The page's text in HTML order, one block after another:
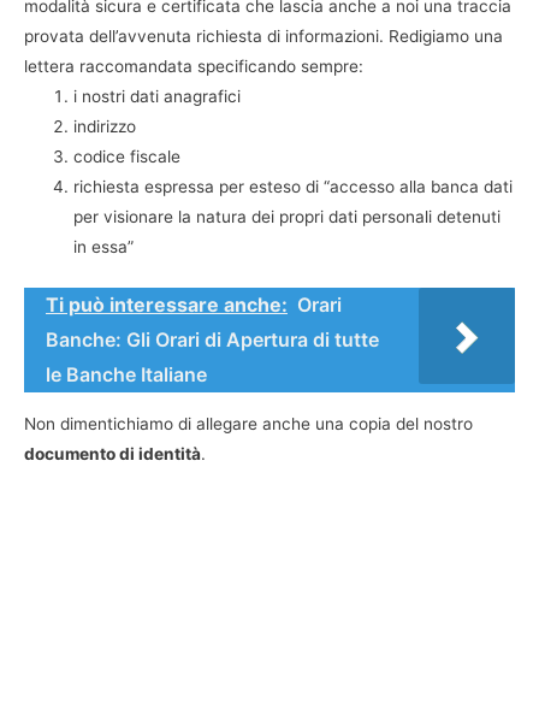
modalità sicura e certificata che lascia anche a noi una traccia
provata dell’avvenuta richiesta di informazioni. Redigiamo una
lettera raccomandata specificando sempre:
i nostri dati anagrafici
indirizzo
codice fiscale
richiesta espressa per esteso di “accesso alla banca dati
per visionare la natura dei propri dati personali detenuti
in essa”
Ti può interessare anche: Orari
Banche: Gli Orari di Apertura di tutte
le Banche Italiane
Non dimentichiamo di allegare anche una copia del nostro
documento di identità.